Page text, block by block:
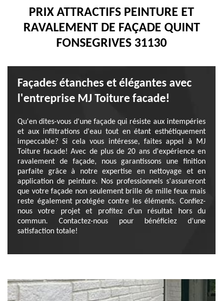
PRIX ATTRACTIFS PEINTURE ET
RAVALEMENT DE FAÇADE QUINT
FONSEGRIVES 31130
Façades étanches et élégantes avec
l'entreprise MJ Toiture facade!
Qu'en dites-vous d'une façade qui résiste aux intempéries
et aux infiltrations d'eau tout en étant esthétiquement
impeccable? Si cela vous intéresse, faites appel à MJ
Toiture facade! Avec de plus de 20 ans d'expérience en
ravalement de façade, nous garantissons une finition
parfaite grâce à notre expertise en nettoyage et en
application de peinture. Nos professionnels s'assureront
que votre façade non seulement brille de mille feux mais
reste également protégée contre les éléments. Confiez-
nous votre projet et profitez d’un résultat hors du
commun. Contactez-nous pour bénéficiez d’une
satisfaction totale!